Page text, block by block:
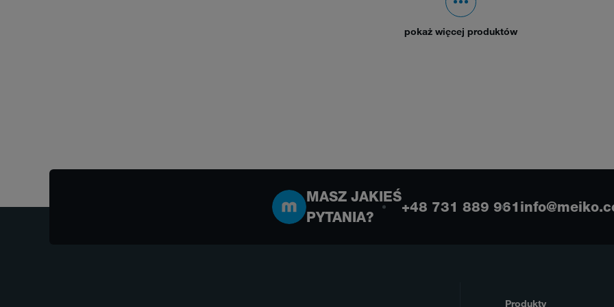
pokaż więcej produktów
MASZ JAKIEŚ
PYTANIA?
+48 731 889 961
Produkty